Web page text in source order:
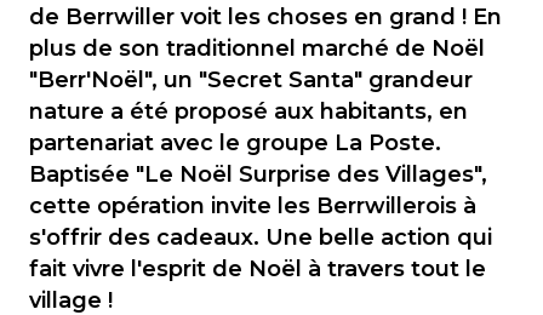
de Berrwiller voit les choses en grand ! En
plus de son traditionnel marché de Noël
"Berr'Noël", un "Secret Santa" grandeur
nature a été proposé aux habitants, en
partenariat avec le groupe La Poste.
Baptisée "Le Noël Surprise des Villages",
cette opération invite les Berrwillerois à
s'offrir des cadeaux. Une belle action qui
fait vivre l'esprit de Noël à travers tout le
village !